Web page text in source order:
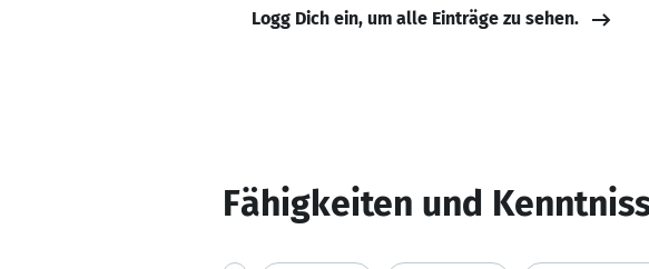
Logg Dich ein, um alle Einträge zu sehen.
Fähigkeiten und